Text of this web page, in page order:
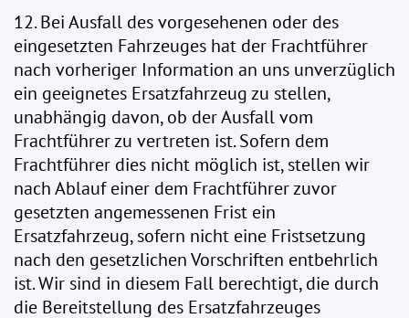
12. Bei Ausfall des vorgesehenen oder des
eingesetzten Fahrzeuges hat der Frachtführer
nach vorheriger Information an uns unverzüglich
ein geeignetes Ersatzfahrzeug zu stellen,
unabhängig davon, ob der Ausfall vom
Frachtführer zu vertreten ist. Sofern dem
Frachtführer dies nicht möglich ist, stellen wir
nach Ablauf einer dem Frachtführer zuvor
gesetzten angemessenen Frist ein
Ersatzfahrzeug, sofern nicht eine Fristsetzung
nach den gesetzlichen Vorschriften entbehrlich
ist. Wir sind in diesem Fall berechtigt, die durch
die Bereitstellung des Ersatzfahrzeuges